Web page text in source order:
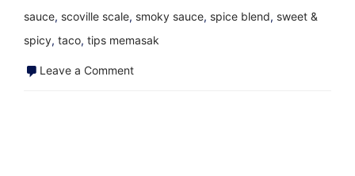
sauce, scoville scale, smoky sauce, spice blend, sweet &
spicy, taco, tips memasak
Leave a Commenton